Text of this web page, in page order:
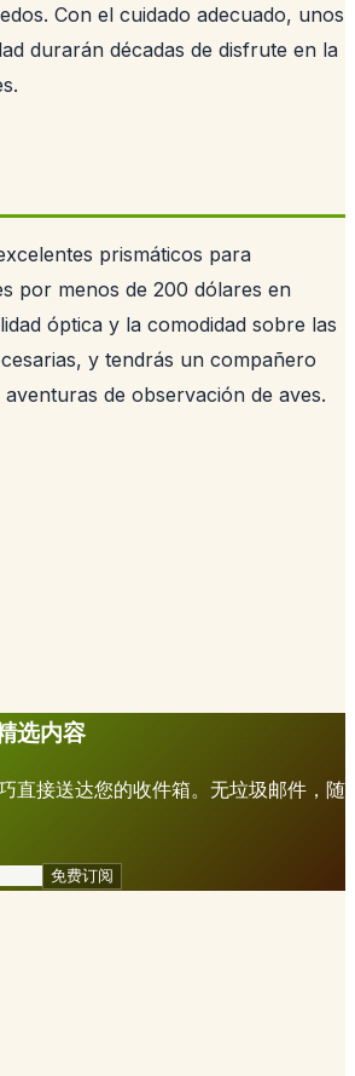
Con el cuidado adecuado, unos
durarán décadas de disfrute en la
prismáticos para
por menos de 200 dólares en
óptica y la comodidad sobre las
y tendrás un compañero
de observación de aves.
选内容
直接送达您的收件箱。无垃圾邮件，随
免费订阅